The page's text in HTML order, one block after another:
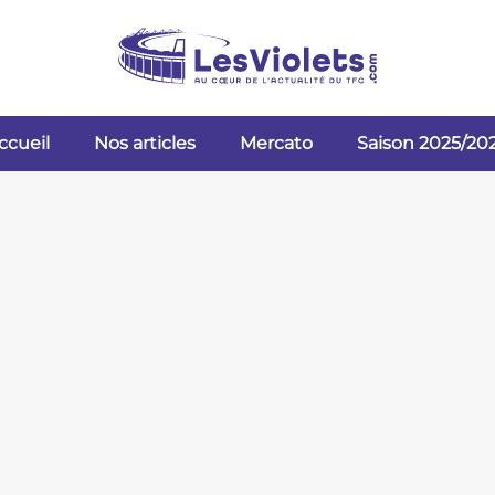
Nos articles Mercato Saison 2025/